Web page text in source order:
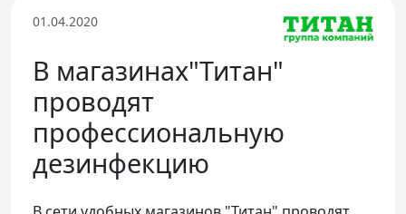
01.04.2020
В магазинах"Титан"
проводят
профессиональную
дезинфекцию